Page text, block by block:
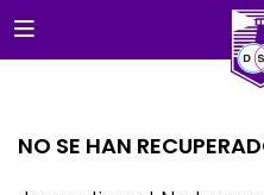

NO SE HAN